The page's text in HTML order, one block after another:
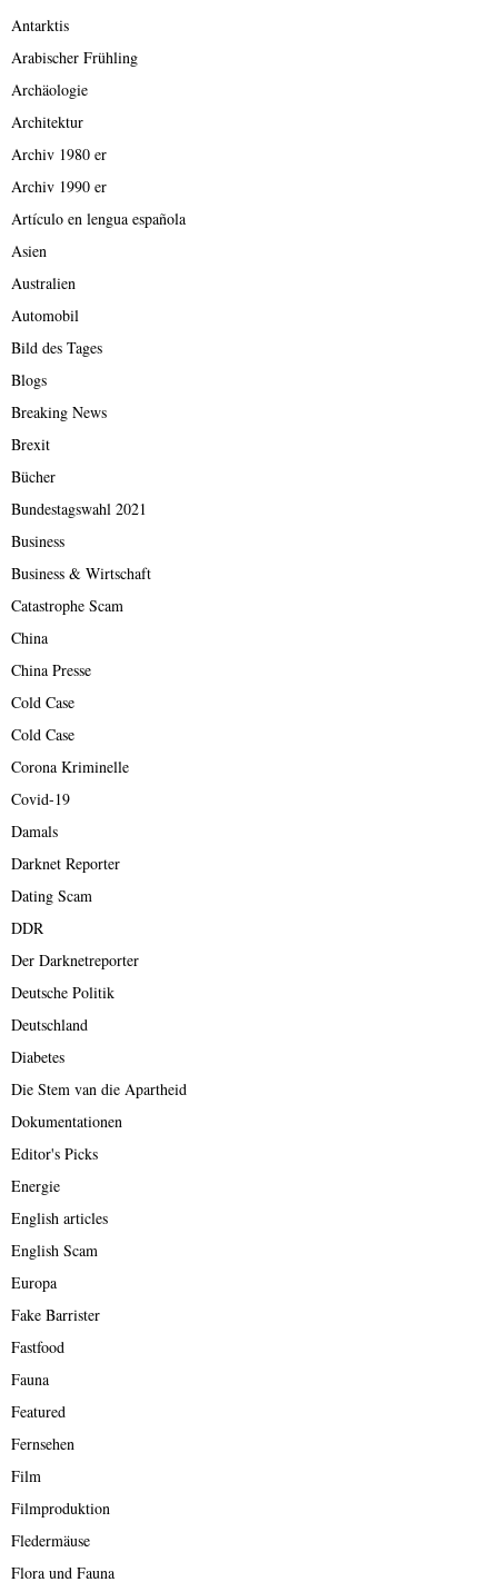
Antarktis
Arabischer Frühling
Archäologie
Architektur
Archiv 1980 er
Archiv 1990 er
Artículo en lengua española
Asien
Australien
Automobil
Bild des Tages
Blogs
Breaking News
Brexit
Bücher
Bundestagswahl 2021
Business
Business & Wirtschaft
Catastrophe Scam
China
China Presse
Cold Case
Cold Case
Corona Kriminelle
Covid-19
Damals
Darknet Reporter
Dating Scam
DDR
Der Darknetreporter
Deutsche Politik
Deutschland
Diabetes
Die Stem van die Apartheid
Dokumentationen
Editor's Picks
Energie
English articles
English Scam
Europa
Fake Barrister
Fastfood
Fauna
Featured
Fernsehen
Film
Filmproduktion
Fledermäuse
Flora und Fauna